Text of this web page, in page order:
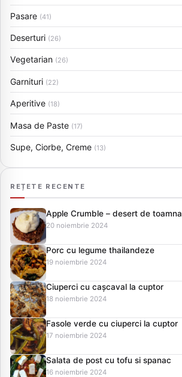
Pasare (41)
Deserturi (26)
Vegetarian (26)
Garnituri (22)
Aperitive (18)
Masa de Paste (17)
Supe, Ciorbe, Creme (13)
REȚETE RECENTE
Apple Crumble – desert de toamna
20 noiembrie 2024
Porc cu legume thailandeze
19 noiembrie 2024
Ciuperci cu cașcaval la cuptor
18 noiembrie 2024
Fasole verde cu ciuperci la cuptor
17 noiembrie 2024
Salata de post cu tofu si spanac
16 noiembrie 2024